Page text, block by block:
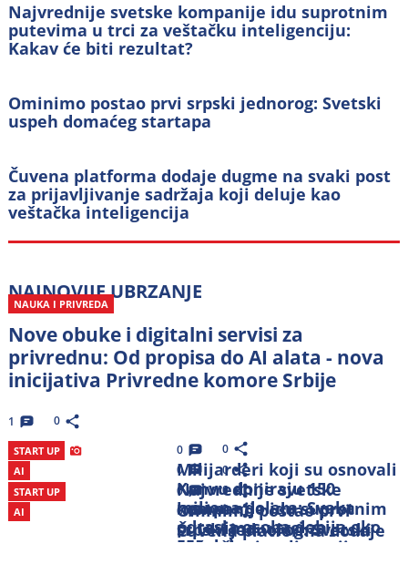
Najvrednije svetske kompanije idu suprotnim
putevima u trci za veštačku inteligenciju:
Kakav će biti rezultat?
Ominimo postao prvi srpski jednorog: Svetski
uspeh domaćeg startapa
Čuvena platforma dodaje dugme na svaki post
za prijavljivanje sadržaja koji deluje kao
veštačka inteligencija
NAJNOVIJEUBRZANJE
NAUKA I PRIVREDA
Nove obuke i digitalni servisi za
privrednu: Od propisa do AI alata - nova
inicijativa Privredne komore Srbije
1 0
START UP
Milijarderi koji su osnovali
Kanvu doniraju 150
miliona dolara: Svaka
odrasla osoba dobija oko
550 dolara
0 0
AI
Najvrednije svetske
kompanije idu suprotnim
putevima u trci za
veštačku inteligenciju:
0 0
START UP
Ominimo postao prvi
srpski jednorog: Svetski
uspeh domaćeg startapa
0 0
AI
Čuvena platforma dodaje
0 0